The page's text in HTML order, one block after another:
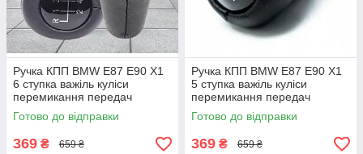
Ручка КПП BMW E87 E90 X1
6 ступка важіль куліси
перемикання передач
25117523817
Готово до відправки
369 ₴ 659 ₴
Ручка КПП BMW E87 E90 X1
5 ступка важіль куліси
перемикання передач
25117523817
Готово до відправки
369 ₴ 659 ₴